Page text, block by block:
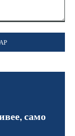
само